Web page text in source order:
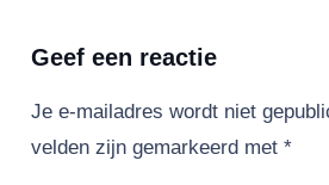
Geef een reactie
Je e-mailadres wordt niet
velden zijn gemarkeerd met *